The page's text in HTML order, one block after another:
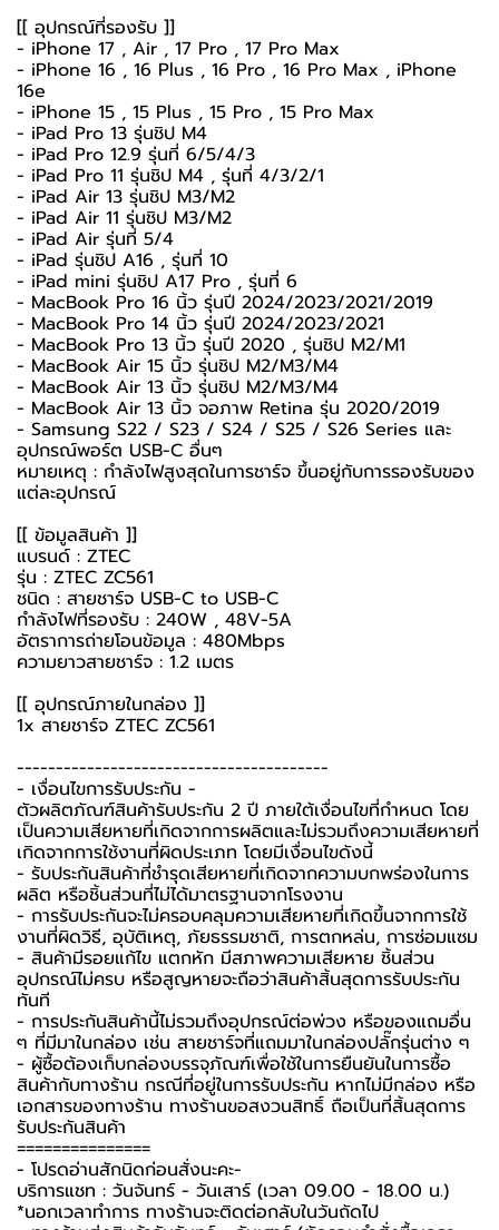
[[ อุปกรณ์ที่รองรับ ]]
- iPhone 17 , Air , 17 Pro , 17 Pro Max
- iPhone 16 , 16 Plus , 16 Pro , 16 Pro Max , iPhone
16e
- iPhone 15 , 15 Plus , 15 Pro , 15 Pro Max
- iPad Pro 13 รุ่นชิป M4
- iPad Pro 12.9 รุ่นที่ 6/5/4/3
- iPad Pro 11 รุ่นชิป M4 , รุ่นที่ 4/3/2/1
- iPad Air 13 รุ่นชิป M3/M2
- iPad Air 11 รุ่นชิป M3/M2
- iPad Air รุ่นที่ 5/4
- iPad รุ่นชิป A16 , รุ่นที่ 10
- iPad mini รุ่นชิป A17 Pro , รุ่นที่ 6
- MacBook Pro 16 นิ้ว รุ่นปี 2024/2023/2021/2019
- MacBook Pro 14 นิ้ว รุ่นปี 2024/2023/2021
- MacBook Pro 13 นิ้ว รุ่นปี 2020 , รุ่นชิป M2/M1
- MacBook Air 15 นิ้ว รุ่นชิป M2/M3/M4
- MacBook Air 13 นิ้ว รุ่นชิป M2/M3/M4
- MacBook Air 13 นิ้ว จอภาพ Retina รุ่น 2020/2019
- Samsung S22 / S23 / S24 / S25 / S26 Series และ
อุปกรณ์พอร์ต USB-C อื่นๆ
หมายเหตุ : กำลังไฟสูงสุดในการชาร์จ ขึ้นอยู่กับการรองรับของ
แต่ละอุปกรณ์
[[ ข้อมูลสินค้า ]]
แบรนด์ : ZTEC
รุ่น : ZTEC ZC561
ชนิด : สายชาร์จ USB-C to USB-C
กำลังไฟที่รองรับ : 240W , 48V-5A
อัตราการถ่ายโอนข้อมูล : 480Mbps
ความยาวสายชาร์จ : 1.2 เมตร
[[ อุปกรณ์ภายในกล่อง ]]
1x สายชาร์จ ZTEC ZC561
----------------------------------------
-️ เงื่อนไขการรับประกัน -️
ตัวผลิตภัณฑ์สินค้ารับประกัน 2 ปี ภายใต้เงื่อนไขที่กำหนด โดย
เป็นความเสียหายที่เกิดจากการผลิตและไม่รวมถึงความเสียหายที่
เกิดจากการใช้งานที่ผิดประเภท โดยมีเงื่อนไขดังนี้
- รับประกันสินค้าที่ชำรุดเสียหายที่เกิดจากความบกพร่องในการ
ผลิต หรือชิ้นส่วนที่ไม่ได้มาตรฐานจากโรงงาน
- การรับประกันจะไม่ครอบคลุมความเสียหายที่เกิดขึ้นจากการใช้
งานที่ผิดวิธี, อุบัติเหตุ, ภัยธรรมชาติ, การตกหล่น, การซ่อมแซม
- สินค้ามีรอยแก้ไข แตกหัก มีสภาพความเสียหาย ชิ้นส่วน
อุปกรณ์ไม่ครบ หรือสูญหายจะถือว่าสินค้าสิ้นสุดการรับประกัน
ทันที
- การประกันสินค้านี้ไม่รวมถึงอุปกรณ์ต่อพ่วง หรือของแถมอื่น
ๆ ที่มีมาในกล่อง เช่น สายชาร์จที่แถมมาในกล่องปลั๊กรุ่นต่าง ๆ
-️ ผู้ซื้อต้องเก็บกล่องบรรจุภัณฑ์เพื่อใช้ในการยืนยันในการซื้อ
สินค้ากับทางร้าน กรณีที่อยู่ในการรับประกัน หากไม่มีกล่อง หรือ
เอกสารของทางร้าน ทางร้านขอสงวนสิทธิ์ ถือเป็นที่สิ้นสุดการ
รับประกันสินค้า
===============
-️ โปรดอ่านสักนิดก่อนสั่งนะคะ-️
บริการแชท : วันจันทร์ - วันเสาร์ (เวลา 09.00 - 18.00 น.)
*นอกเวลาทำการ ทางร้านจะติดต่อกลับในวันถัดไป